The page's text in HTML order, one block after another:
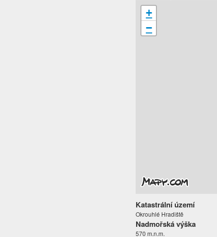
+
−
Katastrální území
Okrouhlé Hradiště
Nadmořská výška
570 m.n.m.